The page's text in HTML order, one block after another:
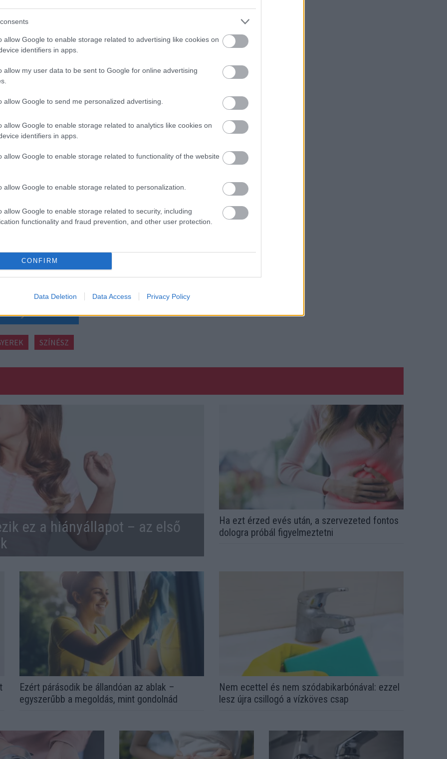
allow Google to enable storage related to advertising like cookies on
identifiers in apps.
allow my user data to be sent to Google for online advertising
allow Google to send me personalized advertising.
allow Google to enable storage related to analytics like cookies on
identifiers in apps.
allow Google to enable storage related to functionality of the website
allow Google to enable storage related to personalization.
allow Google to enable storage related to security, including
functionality and fraud prevention, and other user protection.
CONFIRM
Data Deletion Data Access Privacy Policy
egész generáció moziról alkotott képét. A fiúk
pedig hatalmas jövőt jósolt neki.
eltűnt a reflektorfényből – és az is, amit ma róla
aki 1991-ben berobbant a köztudatba.
megy, eláruljuk!
folytatásért!
SZÍNÉSZ
ez a hiányállapot – az első
Ha ezt érzed evés után, a szervezeted fontos
dologra próbál figyelmeztetni
Ezért párásodik be állandóan az ablak –
egyszerűbb a megoldás, mint gondolnád
Nem ecettel és nem szódabikarbónával: ezzel
lesz újra csillogó a vízköves csap